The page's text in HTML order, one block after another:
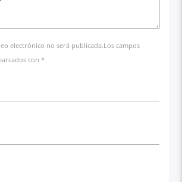
electrónico no será publicada.Los campos
con *